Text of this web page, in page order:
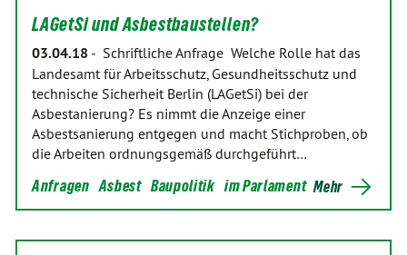
LAGetSi und Asbestbaustellen?
03.04.18 - Schriftliche Anfrage Welche Rolle hat das
Landesamt für Arbeitsschutz, Gesundheitsschutz und
technische Sicherheit Berlin (LAGetSi) bei der
Asbestanierung? Es nimmt die Anzeige einer
Asbestsanierung entgegen und macht Stichproben, ob
die Arbeiten ordnungsgemäß durchgeführt…
Anfragen Asbest Baupolitik im Parlament Mehr